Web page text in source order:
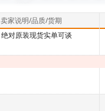
卖家说明/品质/货期
绝对原装现货实单可谈